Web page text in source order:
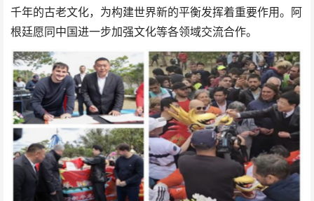
千年的古老文化，为构建世界新的平衡发挥着重要作用。阿
根廷愿同中国进一步加强文化等各领域交流合作。